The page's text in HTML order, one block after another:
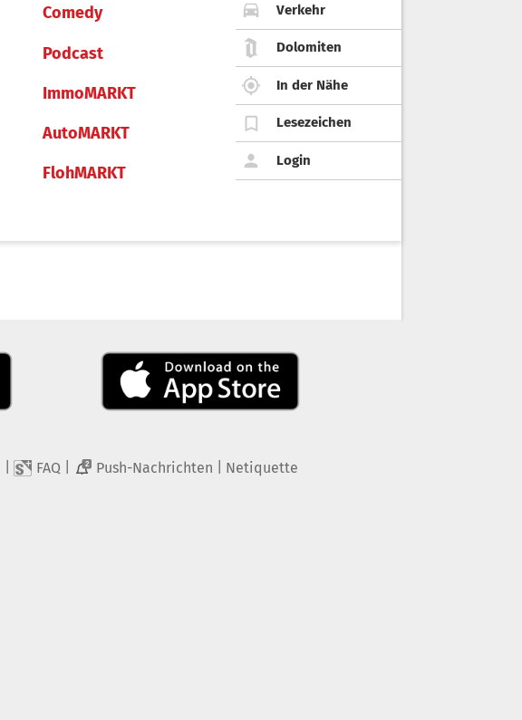
Comedy
Podcast
ImmoMARKT
AutoMARKT
FlohMARKT
Verkehr
Dolomiten
In der Nähe
Lesezeichen
Login
FAQ 2 Push-Nachrichten Netiquette